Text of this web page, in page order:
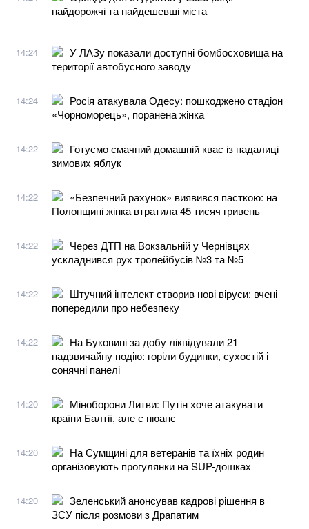
найдорожчі та найдешевші міста
14:24
У ЛАЗу показали доступні бомбосховища на
території автобусного заводу
14:24
Росія атакувала Одесу: пошкоджено стадіон
«Чорноморець», поранена жінка
14:22
Готуємо смачний домашній квас із падалиці
зимових яблук
14:22
«Безпечний рахунок» виявився пасткою: на
Полонщині жінка втратила 45 тисяч гривень
14:22
Через ДТП на Вокзальній у Чернівцях
ускладнився рух тролейбусів №3 та №5
14:22
Штучний інтелект створив нові віруси: вчені
попередили про небезпеку
14:22
На Буковині за добу ліквідували 21
надзвичайну подію: горіли будинки, сухостій і
сонячні панелі
14:20
Міноборони Литви: Путін хоче атакувати
країни Балтії, але є нюанс
14:20
На Сумщині для ветеранів та їхніх родин
організовують прогулянки на SUP-дошках
14:20
Зеленський анонсував кадрові рішення в
ЗСУ після розмови з Драпатим